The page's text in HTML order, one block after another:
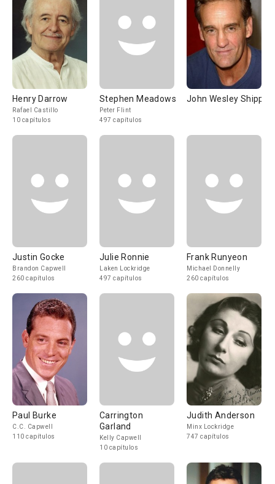
Henry Darrow
Rafael Castillo
10 capítulos
Stephen Meadows
Peter Flint
497 capítulos
John Wesley Shipp
Justin Gocke
Brandon Capwell
260 capítulos
Julie Ronnie
Laken Lockridge
497 capítulos
Frank Runyeon
Michael Donnelly
260 capítulos
Paul Burke
C.C. Capwell
110 capítulos
Carrington
Garland
Kelly Capwell
10 capítulos
Judith Anderson
Minx Lockridge
747 capítulos